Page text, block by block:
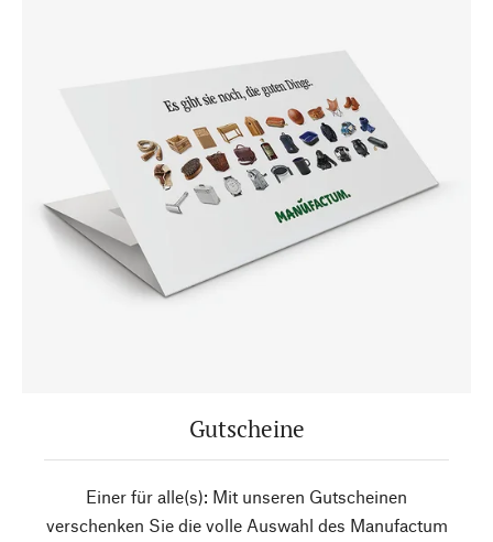
Gutscheine
Einer für alle(s): Mit unseren Gutscheinen
verschenken Sie die volle Auswahl des Manufactum